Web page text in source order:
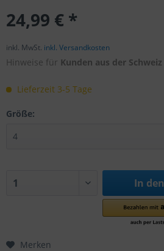
24,99 € *
inkl. MwSt. inkl. Versandkosten
Hinweise für Kunden aus der Schweiz
Lieferzeit 3-5 Tage
Größe:
In den
Merken